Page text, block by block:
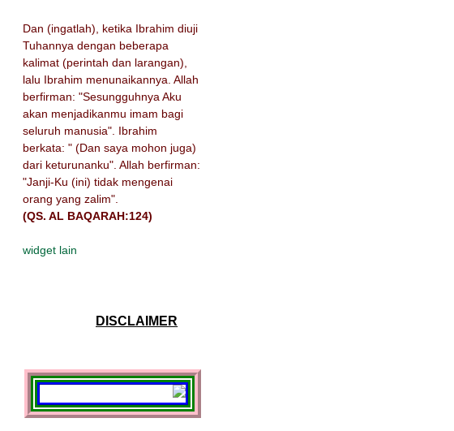
Dan (ingatlah), ketika Ibrahim diuji
Tuhannya dengan beberapa
kalimat (perintah dan larangan),
lalu Ibrahim menunaikannya. Allah
berfirman: "Sesungguhnya Aku
akan menjadikanmu imam bagi
seluruh manusia". Ibrahim
berkata: " (Dan saya mohon juga)
dari keturunanku". Allah berfirman:
"Janji-Ku (ini) tidak mengenai
orang yang zalim".
(QS. AL BAQARAH:124)
widget lain
DISCLAIMER